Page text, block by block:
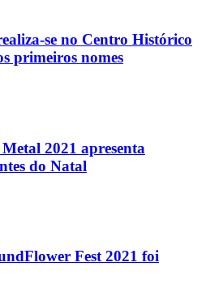
se no Centro Histórico
primeiros nomes
2021 apresenta
do Natal
Fest 2021 foi